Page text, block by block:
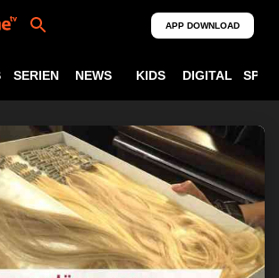
APP DOWNLOAD
SERIEN NEWS KIDS DIGITAL